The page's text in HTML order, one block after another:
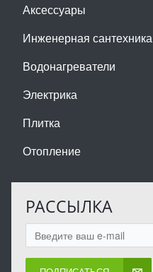
Аксессуары
Инженерная сантехника
Водонагреватели
Электрика
Плитка
Отопление
РАССЫЛКА